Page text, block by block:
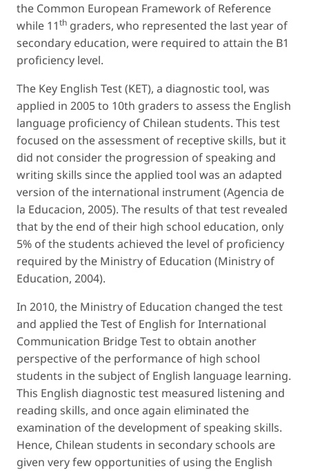
the Common European Framework of Reference
while 11th graders, who represented the last year of
secondary education, were required to attain the B1
proficiency level.
The Key English Test (KET), a diagnostic tool, was
applied in 2005 to 10th graders to assess the English
language proficiency of Chilean students. This test
focused on the assessment of receptive skills, but it
did not consider the progression of speaking and
writing skills since the applied tool was an adapted
version of the international instrument (Agencia de
la Educacion, 2005). The results of that test revealed
that by the end of their high school education, only
5% of the students achieved the level of proficiency
required by the Ministry of Education (Ministry of
Education, 2004).
In 2010, the Ministry of Education changed the test
and applied the Test of English for International
Communication Bridge Test to obtain another
perspective of the performance of high school
students in the subject of English language learning.
This English diagnostic test measured listening and
reading skills, and once again eliminated the
examination of the development of speaking skills.
Hence, Chilean students in secondary schools are
given very few opportunities of using the English